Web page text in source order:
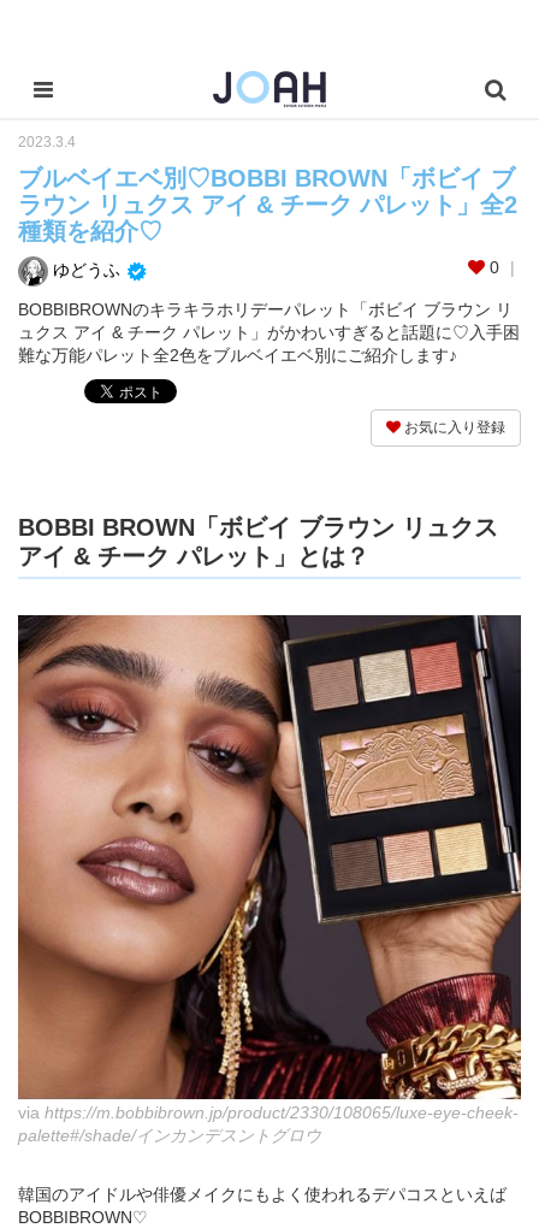
2023.3.4
ブルベイエベ別♡BOBBI BROWN「ボビイ ブ
ラウン リュクス アイ & チーク パレット」全2
種類を紹介♡
ゆどうふ 0
BOBBIBROWNのキラキラホリデーパレット「ボビイ ブラウン リ
ュクス アイ & チーク パレット」がかわいすぎると話題に♡入手困
難な万能パレット全2色をブルベイエベ別にご紹介します♪
お気に入り登録
BOBBI BROWN「ボビイ ブラウン リュクス
アイ & チーク パレット」とは？
via https://m.bobbibrown.jp/product/2330/108065/luxe-eye-cheek-
palette#/shade/インカンデスントグロウ
韓国のアイドルや俳優メイクにもよく使われるデパコスといえば
BOBBIBROWN♡